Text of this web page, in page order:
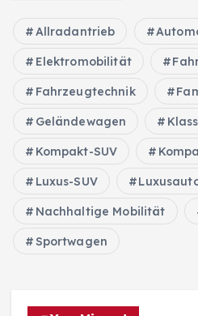
Allradantrieb
Elektromobilität
Fahrzeugtechnik
Geländewagen
Kompakt-SUV
Luxus-SUV
Nachhaltige Mobilität
Sportwagen